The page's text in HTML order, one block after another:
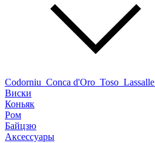
Codorniu Conca d'Oro Toso Lassalle
Виски
Коньяк
Ром
Байцзю
Аксессуары